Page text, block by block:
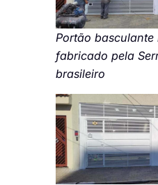
Portão basculante
fabricado pela
brasileiro